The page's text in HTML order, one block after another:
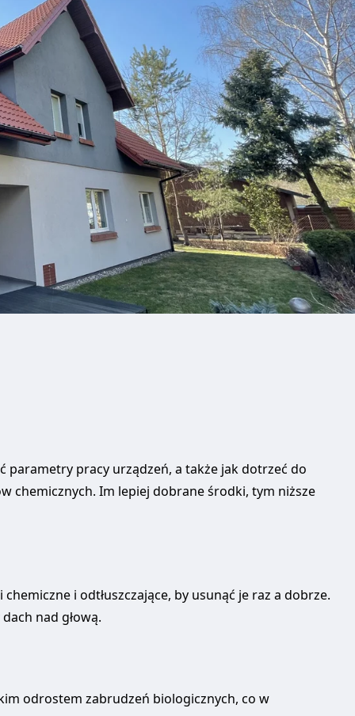
parametry pracy urządzeń, a także jak dotrzeć do
chemicznych. Im lepiej dobrane środki, tym niższe
i odtłuszczające, by usunąć je raz a dobrze.
nad głową.
odrostem zabrudzeń biologicznych, co w